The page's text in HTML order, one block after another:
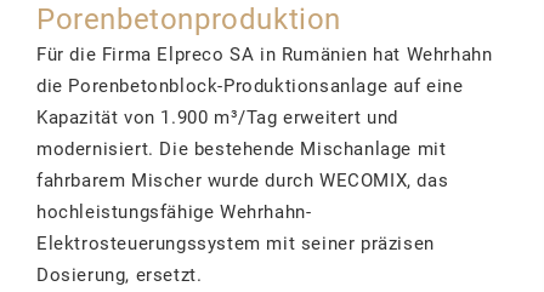
Porenbetonproduktion
Für die Firma Elpreco SA in Rumänien hat Wehrhahn
die Porenbetonblock-Produktionsanlage auf eine
Kapazität von 1.900 m³/Tag erweitert und
modernisiert. Die bestehende Mischanlage mit
fahrbarem Mischer wurde durch WECOMIX, das
hochleistungsfähige Wehrhahn-
Elektrosteuerungssystem mit seiner präzisen
Dosierung, ersetzt.